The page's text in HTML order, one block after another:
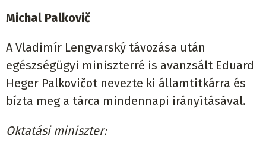
Michal Palkovič
A Vladimír Lengvarský távozása után
egészségügyi miniszterré is avanzsált Eduard
Heger Palkovičot nevezte ki államtitkárra és
bízta meg a tárca mindennapi irányításával.
Oktatási miniszter: